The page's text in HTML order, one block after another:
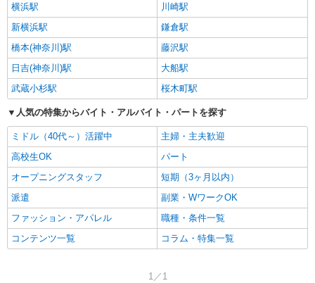
横浜駅
川崎駅
新横浜駅
鎌倉駅
橋本(神奈川)駅
藤沢駅
日吉(神奈川)駅
大船駅
武蔵小杉駅
桜木町駅
人気の特集からバイト・アルバイト・パートを探す
ミドル（40代～）活躍中
主婦・主夫歓迎
高校生OK
パート
オープニングスタッフ
短期（3ヶ月以内）
派遣
副業・WワークOK
ファッション・アパレル
職種・条件一覧
コンテンツ一覧
コラム・特集一覧
1／1